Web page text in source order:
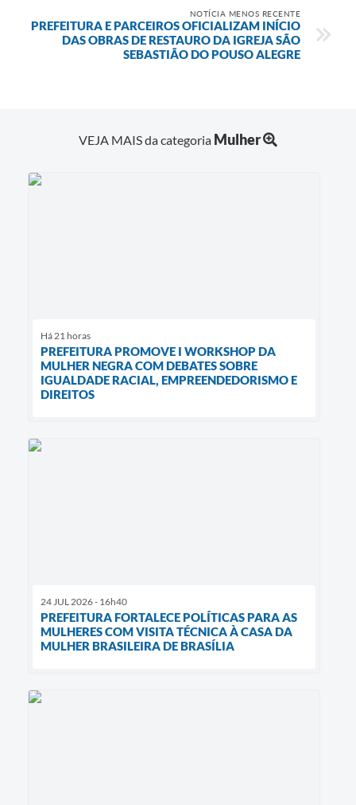
NOTÍCIA MENOS RECENTE
PREFEITURA E PARCEIROS OFICIALIZAM INÍCIO
DAS OBRAS DE RESTAURO DA IGREJA SÃO
SEBASTIÃO DO POUSO ALEGRE
VEJA MAIS da categoria Mulher
Há 21 horas
PREFEITURA PROMOVE I WORKSHOP DA
MULHER NEGRA COM DEBATES SOBRE
IGUALDADE RACIAL, EMPREENDEDORISMO E
DIREITOS
24 JUL 2026 - 16h40
PREFEITURA FORTALECE POLÍTICAS PARA AS
MULHERES COM VISITA TÉCNICA À CASA DA
MULHER BRASILEIRA DE BRASÍLIA